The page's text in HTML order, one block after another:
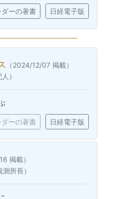
ダーの著書 日経電子版
（2024/12/07 掲載）
）
ダーの著書 日経電子版
掲載）
所長）